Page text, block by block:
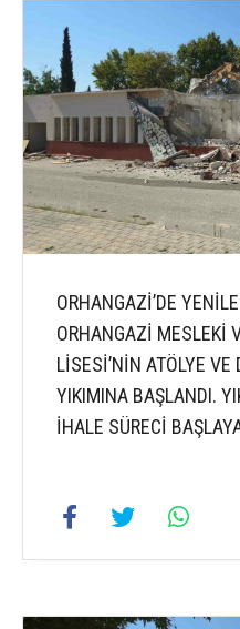
ORHANGAZİ’DE
ORHANGAZİ MESLEKİ
LİSESİ’NİN ATÖLYE VE
YIKIMINA BAŞLANDI.
İHALE SÜRECİ